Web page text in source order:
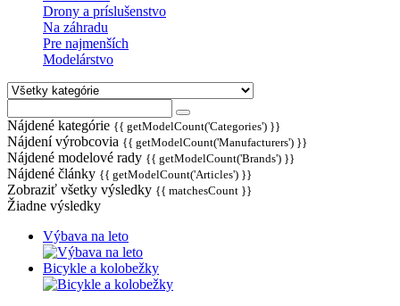
Drony a príslušenstvo
Na záhradu
Pre najmenších
Modelárstvo
Nájdené kategórie {{ getModelCount('Categories') }}
Nájdení výrobcovia {{ getModelCount('Manufacturers') }}
Nájdené modelové rady {{ getModelCount('Brands') }}
Nájdené články {{ getModelCount('Articles') }}
Zobraziť všetky výsledky {{ matchesCount }}
Žiadne výsledky
Výbava na leto
Bicykle a kolobežky